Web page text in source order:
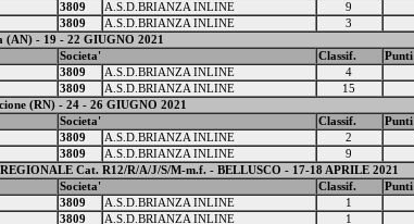
3809 A.S.D.BRIANZA INLINE 9
3809 A.S.D.BRIANZA INLINE 3
- 19 - 22 GIUGNO 2021
Societa' Classif.
Punti
3809 A.S.D.BRIANZA INLINE 4
3809 A.S.D.BRIANZA INLINE 15
(RN) - 24 - 26 GIUGNO 2021
Societa' Classif.
Punti
3809 A.S.D.BRIANZA INLINE 2
3809 A.S.D.BRIANZA INLINE 9
Cat. R12/R/A/J/S/M-m.f. - BELLUSCO - 17-18 APRILE 2021
Societa' Classif.
Punti
3809 A.S.D.BRIANZA INLINE 1
3809 A.S.D.BRIANZA INLINE 1